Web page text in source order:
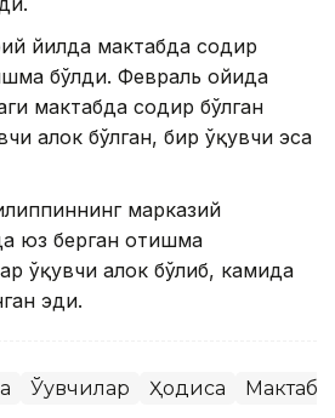
йилда мактабда содир
бўлди. Февраль ойида
мактабда содир бўлган
ҳалок бўлган, бир ўқувчи эса
марказий
юз берган отишма
ўқувчи ҳалок бўлиб, камида
эди.
Ўқувчилар Ҳодиса